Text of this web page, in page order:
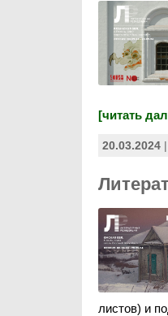
[читать
20.03.2024|
листов) и